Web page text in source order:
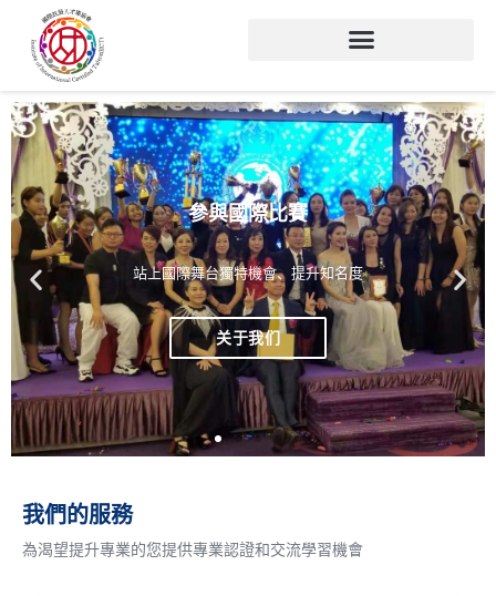
我們的服務
為渴望提升專業的您提供專業認證和交流學習機會